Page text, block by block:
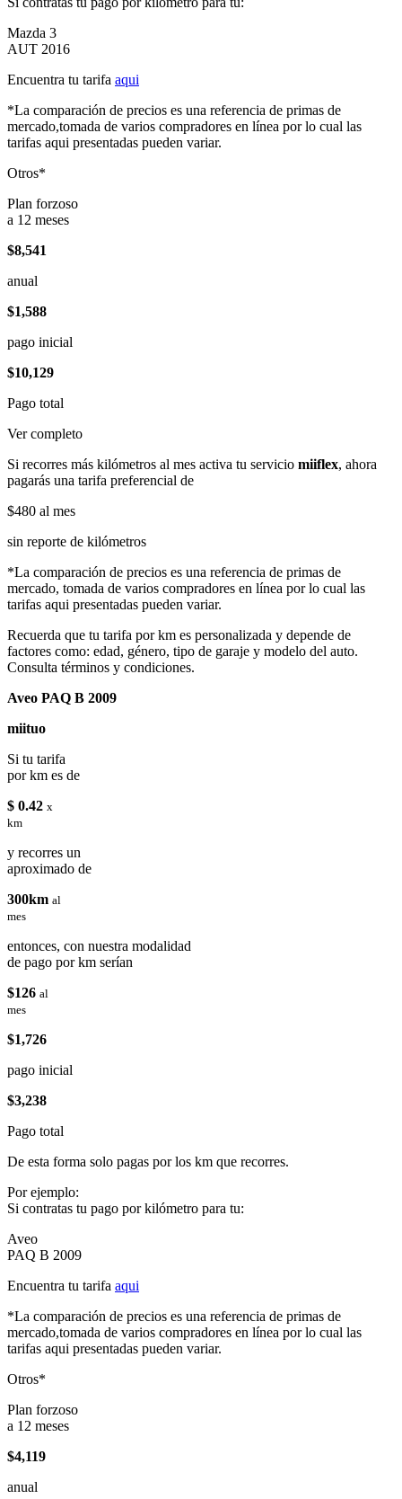
Mazda 3
AUT 2016
Encuentra tu tarifa aqui
*La comparación de precios es una referencia de primas de
mercado,tomada de varios compradores en línea por lo cual las
tarifas aqui presentadas pueden variar.
Otros*
Plan forzoso
a 12 meses
$8,541
anual
$1,588
pago inicial
$10,129
Pago total
Ver completo
Si recorres más kilómetros al mes activa tu servicio miiflex, ahora
pagarás una tarifa preferencial de
$480 al mes
sin reporte de kilómetros
*La comparación de precios es una referencia de primas de
mercado, tomada de varios compradores en línea por lo cual las
tarifas aqui presentadas pueden variar.
Recuerda que tu tarifa por km es personalizada y depende de
factores como: edad, género, tipo de garaje y modelo del auto.
Consulta términos y condiciones.
Aveo PAQ B 2009
miituo
Si tu tarifa
por km es de
$ 0.42 x
km
y recorres un
aproximado de
300km al
mes
entonces, con nuestra modalidad
de pago por km serían
$126 al
mes
$1,726
pago inicial
$3,238
Pago total
De esta forma solo pagas por los km que recorres.
Por ejemplo:
Si contratas tu pago por kilómetro para tu:
Aveo
PAQ B 2009
Encuentra tu tarifa aqui
*La comparación de precios es una referencia de primas de
mercado,tomada de varios compradores en línea por lo cual las
tarifas aqui presentadas pueden variar.
Otros*
Plan forzoso
a 12 meses
$4,119
anual